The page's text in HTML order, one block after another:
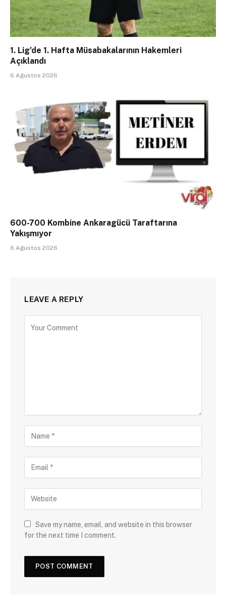
1. Lig’de 1. Hafta Müsabakalarının Hakemleri
Açıklandı
6 Ağustos 2026
600-700 Kombine Ankaragücü Taraftarına
Yakışmıyor
6 Ağustos 2026
LEAVE A REPLY
Save my name, email, and website in this browser
for the next time I comment.